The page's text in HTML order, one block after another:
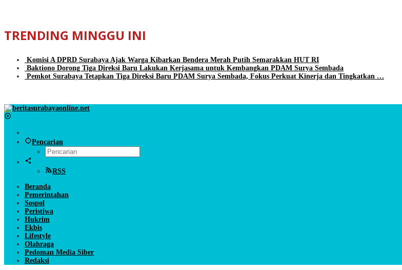
TRENDING MINGGU INI
Komisi A DPRD Surabaya Ajak Warga Kibarkan Bendera Merah Putih Semarakkan HUT RI
Baktiono Dorong Tiga Direksi Baru Lakukan Kerjasama untuk Kembangkan PDAM Surya Sembada
Pemkot Surabaya Tetapkan Tiga Direksi Baru PDAM Surya Sembada, Fokus Perkuat Kinerja dan Tingkatkan …
Pencarian
RSS
Beranda
Pemerintahan
Sospol
Peristiwa
Hukrim
Ekbis
Lifestyle
Olahraga
Pedoman Media Siber
Redaksi